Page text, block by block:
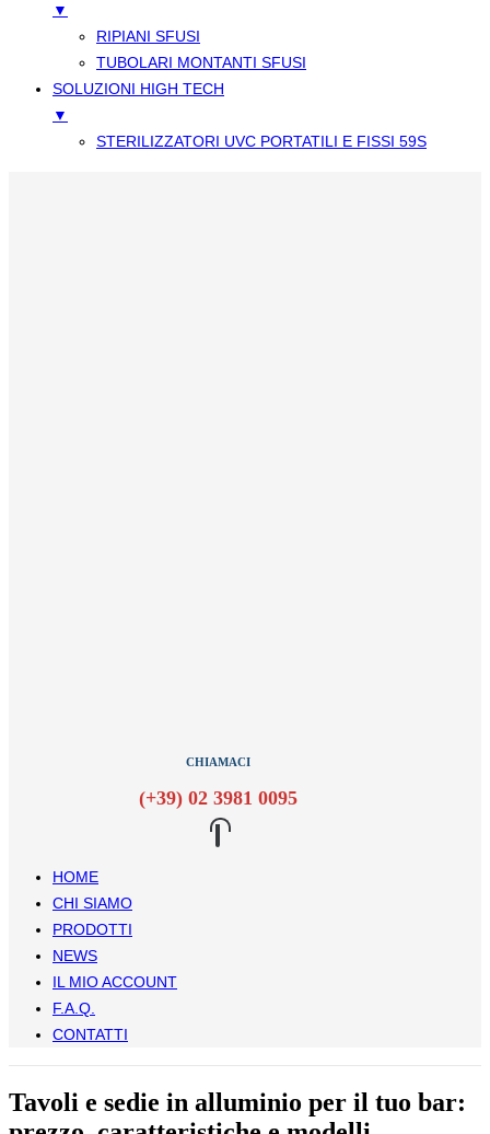
▼
RIPIANI SFUSI
TUBOLARI MONTANTI SFUSI
SOLUZIONI HIGH TECH
▼
STERILIZZATORI UVC PORTATILI E FISSI 59S
CHIAMACI
(+39) 02 3981 0095
HOME
CHI SIAMO
PRODOTTI
NEWS
IL MIO ACCOUNT
F.A.Q.
CONTATTI
Tavoli e sedie in alluminio per il tuo bar: